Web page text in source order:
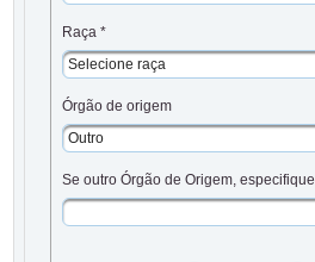
Raça *
Selecione raça
Órgão de origem
Outro
Se outro Órgão de Origem, especifique